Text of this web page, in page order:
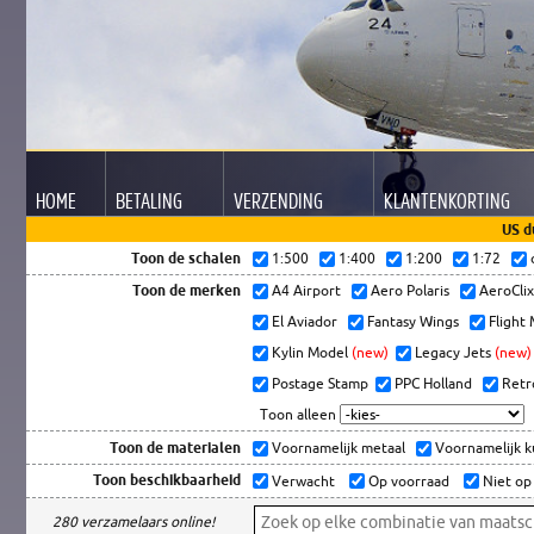
HOME BETALING VERZENDING KLANTENKORTING
US
Toon de schalen
1:500 1:400 1:200 1:72
Toon de merken A4 Airport Aero Polaris
El Aviador
Fantasy Wings
Flight
Kylin Model (new) Legacy Jets (new)
Postage Stamp
PPC Holland
Toon alleen
Toon de materialen Voornamelijk metaal Voornamelijk
Toon beschikbaarheid Verwacht Op voorraad Niet
280 verzamelaars online!